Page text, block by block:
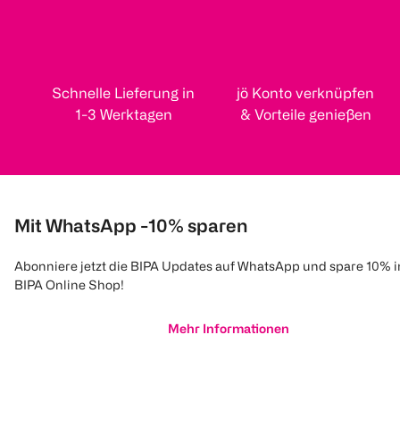
Schnelle Lieferung in
1-3 Werktagen
jö Konto verknüpfen
& Vorteile genießen
Mit WhatsApp -10% sparen
Abonniere jetzt die BIPA Updates auf WhatsApp und spare 10%
BIPA Online Shop!
Mehr Informationen